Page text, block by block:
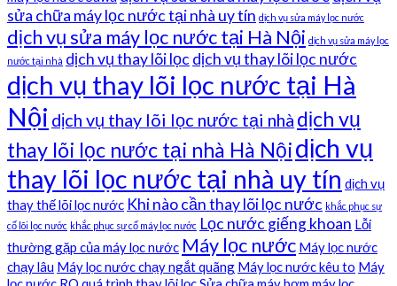
sửa chữa máy lọc nước tại nhà uy tín dịch vụ sửa máy lọc nước
dịch vụ sửa máy lọc nước tại Hà Nội dịch vụ sửa máy lọc
nước tại nhà dịch vụ thay lõi lọc dịch vụ thay lõi lọc nước
dịch vụ thay lõi lọc nước tại Hà
Nội dịch vụ thay lõi lọc nước tại nhà dịch vụ
thay lõi lọc nước tại nhà Hà Nộidịch vụ
thay lõi lọc nước tại nhà uy tín dịch vụ
thay thế lõi lọc nước Khi nào cần thay lõi lọc nước khắc phục sự
cố lõi lọc nước khắc phục sự cố máy lọc nước Lọc nước giếng khoan Lỗi
thường gặp của máy lọc nước Máy lọc nước Máy lọc nước
chạy lâu Máy lọc nước chạy ngắt quãng Máy lọc nước kêu to Máy